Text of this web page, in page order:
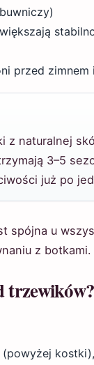
przed
z naturalnej
3–5
już po
spójna u
z botkami.
trzewików?